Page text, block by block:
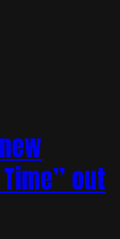
out